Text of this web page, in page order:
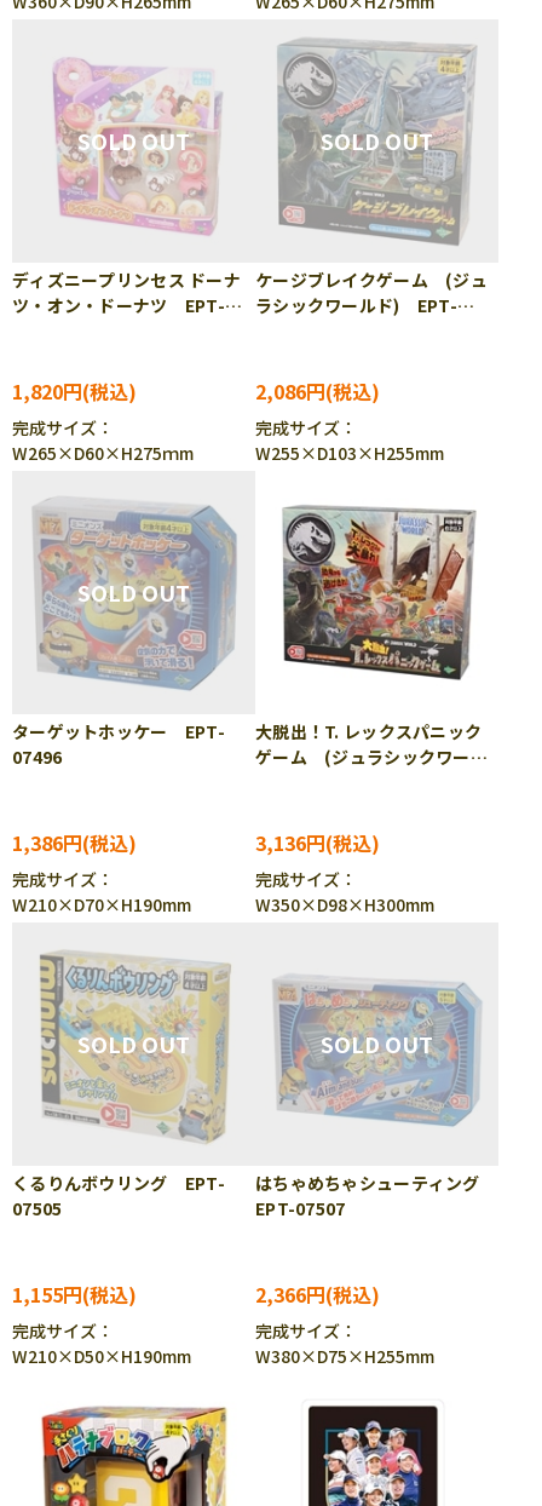
ディズニープリンセス ドーナ
ツ・オン・ドーナツ EPT-
1,820円
完成サイズ：
W265×D60×H275ｍm
ケージブレイクゲーム (ジュ
ラシックワールド) EPT-
2,086円
完成サイズ：
W255×D103×H255mm
ターゲットホッケー EPT-
07496
1,386円
完成サイズ：
W210×D70×H190mm
大脱出！T. レックスパニック
ゲーム (ジュラシックワール
3,136円
完成サイズ：
W350×D98×H300mm
くるりんボウリング EPT-
07505
1,155円
完成サイズ：
W210×D50×H190mm
はちゃめちゃシューティング
EPT-07507
2,366円
完成サイズ：
W380×D75×H255mm